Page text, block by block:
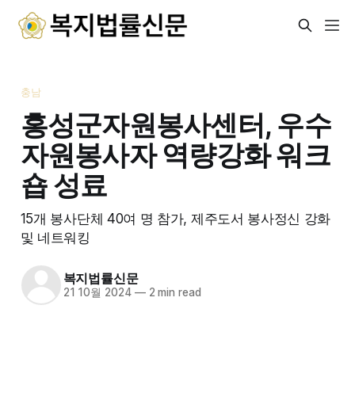
충남
홍성군자원봉사센터, 우수
자원봉사자 역량강화 워크
숍 성료
15개 봉사단체 40여 명 참가, 제주도서 봉사정신 강화
및 네트워킹
복지법률신문
21 10월 2024 —2 min read